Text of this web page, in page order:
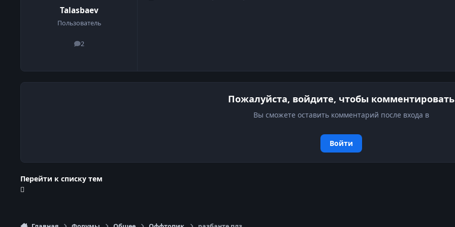
Talasbaev
Пользователь
2
сообщения
Пожалуйста, войдите, чтобы комментировать
Вы сможете оставить комментарий после входа в
Войти
Перейти к списку тем